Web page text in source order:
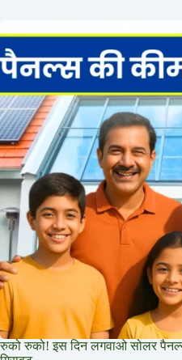
रुको रुको! इस दिन लगवाओ सोलर